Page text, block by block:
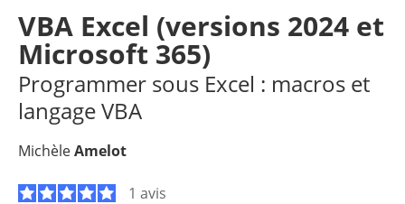
VBA Excel (versions 2024 et
Microsoft 365)
Programmer sous Excel : macros et
langage VBA
MichèleAmelot
1 avis